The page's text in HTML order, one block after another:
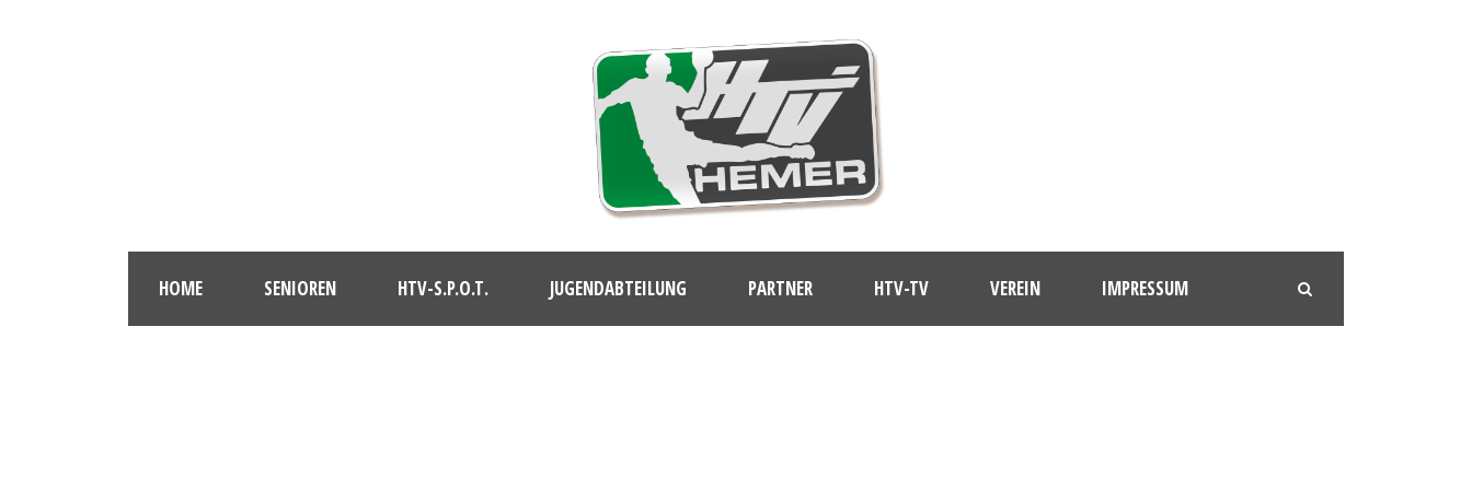
HOME SENIOREN HTV-S.P.O.T. JUGENDABTEILUNG PARTNER HTV-TV VEREIN IMPRESSUM